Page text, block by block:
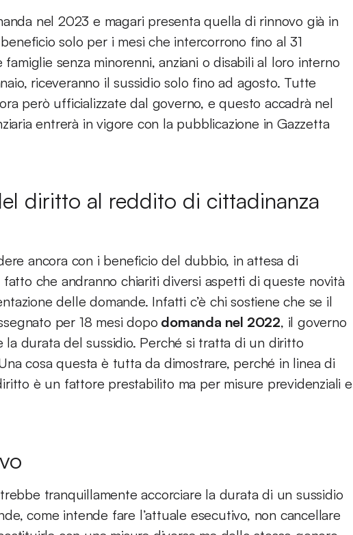
nel 2023 e magari presenta quella di rinnovo già in
solo per i mesi che intercorrono fino al 31
senza minorenni, anziani o disabili al loro interno
riceveranno il sussidio solo fino ad agosto. Tutte
però ufficializzate dal governo, e questo accadrà nel
entrerà in vigore con la pubblicazione in Gazzetta
diritto al reddito di cittadinanza
ancora con i beneficio del dubbio, in attesa di
che andranno chiariti diversi aspetti di queste novità
delle domande. Infatti c’è chi sostiene che se il
per 18 mesi dopo domanda nel 2022, il governo
durata del sussidio. Perché si tratta di un diritto
cosa questa è tutta da dimostrare, perché in linea di
è un fattore prestabilito ma per misure previdenziali e
tranquillamente accorciare la durata di un sussidio
come intende fare l’attuale esecutivo, non cancellare